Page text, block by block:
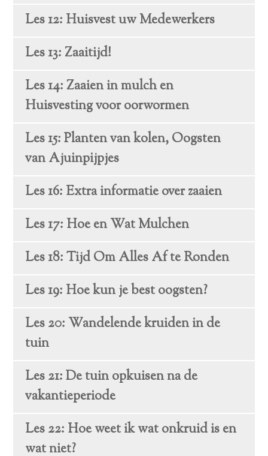
Les 12: Huisvest uw Medewerkers
Les 13: Zaaitijd!
Les 14: Zaaien in mulch en
Huisvesting voor oorwormen
Les 15: Planten van kolen, Oogsten
van Ajuinpijpjes
Les 16: Extra informatie over zaaien
Les 17: Hoe en Wat Mulchen
Les 18: Tijd Om Alles Af te Ronden
Les 19: Hoe kun je best oogsten?
Les 20: Wandelende kruiden in de
tuin
Les 21: De tuin opkuisen na de
vakantieperiode
Les 22: Hoe weet ik wat onkruid is en
wat niet?